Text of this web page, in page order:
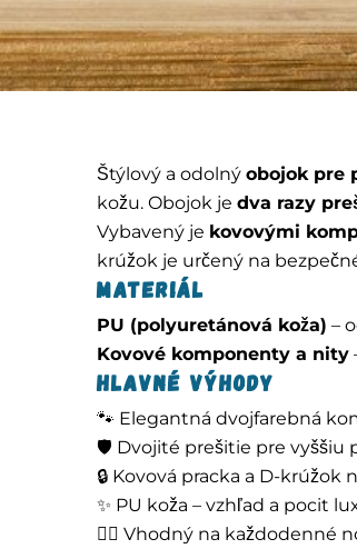
Štýlový a odolný obojok pre
kožu. Obojok je dva razy
Vybavený je kovovými
krúžok je určený na
Materiál
PU (polyuretánová koža) –
Kovové komponenty a nity
Hlavné výhody
🐾 Elegantná dvojfarebná
🛡️ Dvojité prešitie pre vyššiu
🔒 Kovová pracka a D-
✨ PU koža – vzhľad a pocit
🚶‍♂️ Vhodný na každodenné